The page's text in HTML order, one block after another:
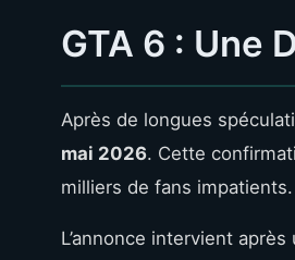
GTA 6 : Une
Après de longues
mai 2026. Cette
milliers de fans impatients.
L’annonce intervient